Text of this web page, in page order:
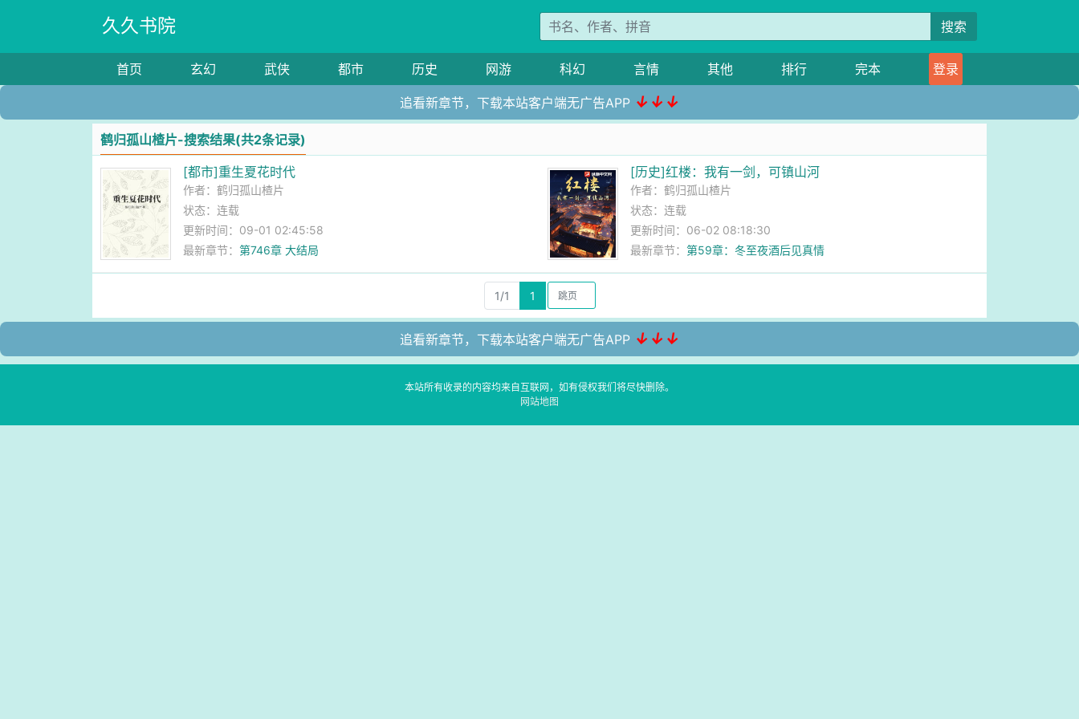
久久书院 搜索
首页 玄幻 武侠 都市 历史 网游 科幻 言情 其他 排行 完本 登录
追看新章节，下载本站客户端无广告APP ↓↓↓
鹤归孤山楂片-搜索结果(共2条记录)
[都市]重生夏花时代
作者：鹤归孤山楂片
状态：连载
更新时间：09-01 02:45:58
最新章节：第746章 大结局
[历史]红楼：我有一剑，可镇山河
作者： 鹤归孤山楂片
状态：连载
更新时间：06-02 08:18:30
最新章节： 第59章：冬至夜酒后见真情
1/1 1
追看新章节，下载本站客户端无广告APP ↓↓↓
本站所有收录的内容均来自互联网，如有侵权我们将尽快删除。
网站地图